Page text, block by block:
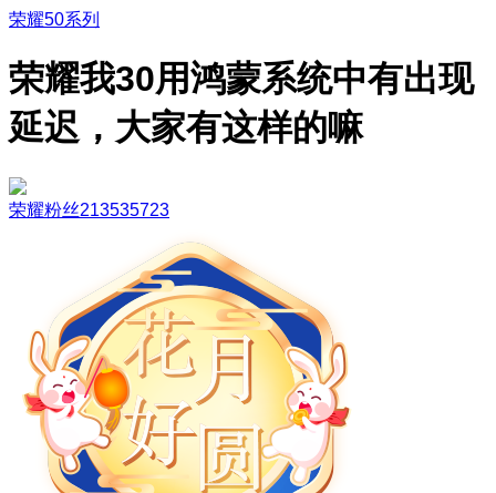
荣耀50系列
荣耀我30用鸿蒙系统中有出现
延迟，大家有这样的嘛
荣耀粉丝213535723